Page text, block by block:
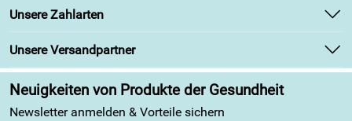
Retourenabwicklung
Lieferbedingungen
Unsere Bestseller
Angebote
Kundenbewertungen (313)
4,9/5
Unsere Zahlarten
Unsere Versandpartner
Neuigkeiten von Produkte der Gesundheit
Newsletter anmelden & Vorteile sichern